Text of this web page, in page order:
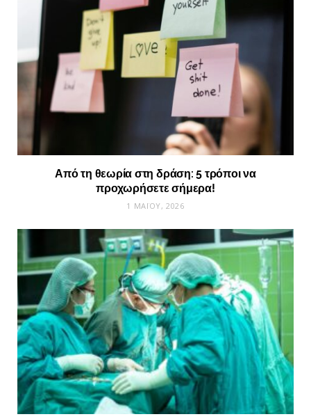
Από τη θεωρία στη δράση: 5 τρόποι να
προχωρήσετε σήμερα!
1 ΜΑΪ́ΟΥ, 2026